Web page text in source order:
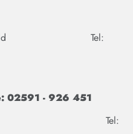
Lichtenfeld Tel:
02591 - 926 451
Tel: